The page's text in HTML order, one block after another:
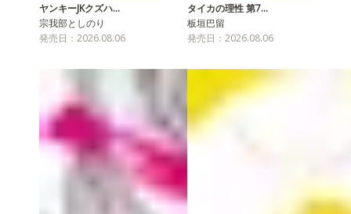
ヤンキーJKクズハ…
宗我部としのり
発売日：2026.08.06
タイカの理性 第7…
板垣巴留
発売日：2026.08.06